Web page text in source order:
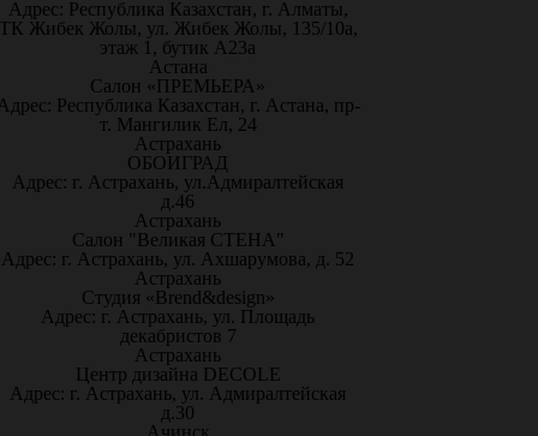
Адрес: Республика Казахстан, г. Алматы,
Жибек Жолы, ул. Жибек Жолы, 135/10а,
этаж 1, бутик А23а
Астана
Салон «ПРЕМЬЕРА»
Республика Казахстан, г. Астана, пр-
т. Мангилик Ел, 24
Астрахань
ОБОИГРАД
Адрес: г. Астрахань, ул.Адмиралтейская
д.46
Астрахань
Салон "Великая СТЕНА"
Адрес: г. Астрахань, ул. Ахшарумова, д. 52
Астрахань
Студия «Brend&design»
Адрес: г. Астрахань, ул. Площадь
декабристов 7
Астрахань
Центр дизайна DECOLE
Адрес: г. Астрахань, ул. Адмиралтейская
д.30
Ачинск